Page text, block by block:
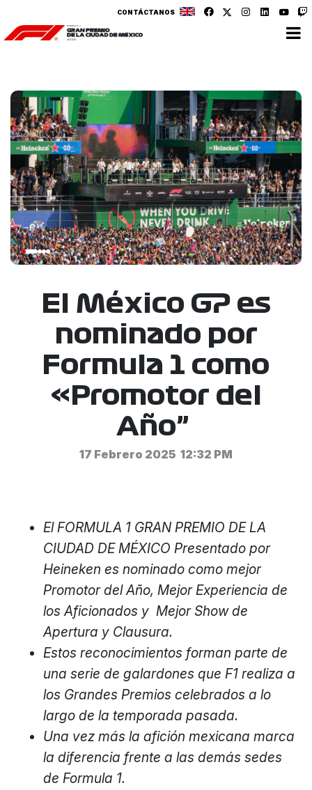
CONTÁCTANOS
El México GP es
nominado por
Formula 1 como
«Promotor del
Año”
17 Febrero 2025 12:32 PM
El FORMULA 1 GRAN PREMIO DE LA
CIUDAD DE MÉXICO Presentado por
Heineken es nominado como mejor
Promotor del Año, Mejor Experiencia de
los Aficionados y Mejor Show de
Apertura y Clausura.
Estos reconocimientos forman parte de
una serie de galardones que F1 realiza a
los Grandes Premios celebrados a lo
largo de la temporada pasada.
Una vez más la afición mexicana marca
la diferencia frente a las demás sedes
de Formula 1.